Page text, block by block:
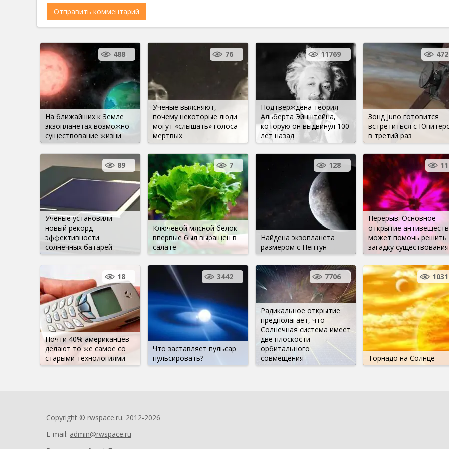
На ближайших к Земле
экзопланетах возможно
существование жизни
488
Ученые выясняют,
почему некоторые люди
могут «слышать» голоса
мертвых
76
Подтверждена теория
Альберта Эйнштейна,
которую он выдвинул 100
лет назад
11769
Зонд Juno готовится
встретиться с
в третий раз
472
Ученые установили
новый рекорд
эффективности
солнечных батарей
89
Ключевой мясной белок
впервые был выращен в
салате
7
Найдена экзопланета
размером с Нептун
128
Перерыв: Основное
открытие
может помочь решить
загадку существования
11
Почти 40% американцев
делают то же самое со
старыми технологиями
18
Что заставляет пульсар
пульсировать?
3442
Радикальное открытие
предполагает, что
Солнечная система имеет
две плоскости
орбитального
совмещения
7706
Торнадо на Солнце
1031
Copyright © rwspace.ru. 2012-2026
E-mail: admin@rwspace.ru